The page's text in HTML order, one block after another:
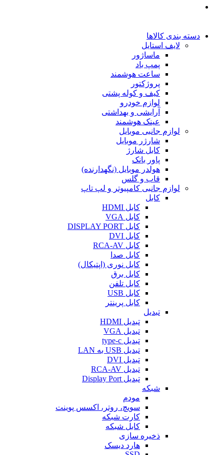
دسته بندی کالاها
لایف استایل
ماساژور
پمپ باد
ساعت هوشمند
پروژکتور
کیف و کوله پشتی
لوازم خودرو
آرایشی و بهداشتی
عینک هوشمند
لوازم جانبی موبایل
شارژر موبایل
کابل شارژ
پاور بانک
هولدر موبایل (نگهدارنده)
قاب و گلس
لوازم جانبی کامپیوتر و لپ تاپ
کابل
کابل HDMI
کابل VGA
کابل DISPLAY PORT
کابل DVI
کابل RCA-AV
کابل صدا
کابل نوری (اپتیکال)
کابل برق
کابل تلفن
کابل USB
کابل پرینتر
تبدیل
تبدیل HDMI
تبدیل VGA
تبدیل type-c
تبدیل USB به LAN
تبدیل DVI
تبدیل RCA-AV
تبدیل Display Port
شبکه
مودم
سویچ، روتر، اکسس پوینت
کارت شبکه
کابل شبکه
ذخیره سازی
هارد دیسک